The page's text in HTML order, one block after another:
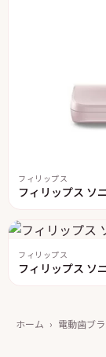
フィリップス
フィリップス ソ
フィリップス
フィリップス ソ
ホーム › 電動歯ブ